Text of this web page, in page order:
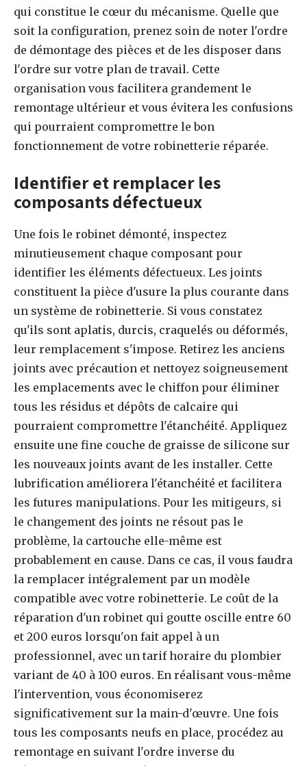
qui constitue le cœur du mécanisme. Quelle que
soit la configuration, prenez soin de noter l'ordre
de démontage des pièces et de les disposer dans
l'ordre sur votre plan de travail. Cette
organisation vous facilitera grandement le
remontage ultérieur et vous évitera les confusions
qui pourraient compromettre le bon
fonctionnement de votre robinetterie réparée.
Identifier et remplacer les
composants défectueux
Une fois le robinet démonté, inspectez
minutieusement chaque composant pour
identifier les éléments défectueux. Les joints
constituent la pièce d'usure la plus courante dans
un système de robinetterie. Si vous constatez
qu'ils sont aplatis, durcis, craquelés ou déformés,
leur remplacement s'impose. Retirez les anciens
joints avec précaution et nettoyez soigneusement
les emplacements avec le chiffon pour éliminer
tous les résidus et dépôts de calcaire qui
pourraient compromettre l'étanchéité. Appliquez
ensuite une fine couche de graisse de silicone sur
les nouveaux joints avant de les installer. Cette
lubrification améliorera l'étanchéité et facilitera
les futures manipulations. Pour les mitigeurs, si
le changement des joints ne résout pas le
problème, la cartouche elle-même est
probablement en cause. Dans ce cas, il vous faudra
la remplacer intégralement par un modèle
compatible avec votre robinetterie. Le coût de la
réparation d'un robinet qui goutte oscille entre 60
et 200 euros lorsqu'on fait appel à un
professionnel, avec un tarif horaire du plombier
variant de 40 à 100 euros. En réalisant vous-même
l'intervention, vous économiserez
significativement sur la main-d'œuvre. Une fois
tous les composants neufs en place, procédez au
remontage en suivant l'ordre inverse du